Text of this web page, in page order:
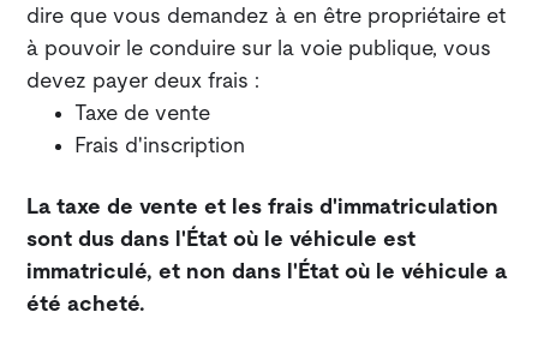
dire que vous demandez à en être propriétaire et
à pouvoir le conduire sur la voie publique, vous
devez payer deux frais :
Taxe de vente
Frais d'inscription
La taxe de vente et les frais d'immatriculation
sont dus dans l'État où le véhicule est
immatriculé, et non dans l'État où le véhicule a
été acheté.